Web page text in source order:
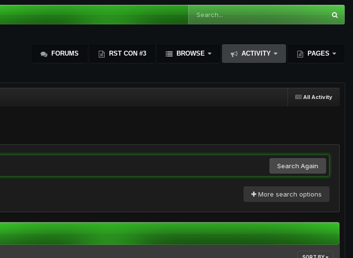
FORUMS RST CON #3 BROWSE ACTIVITY PAGES
All Activity
Search Again
More search options